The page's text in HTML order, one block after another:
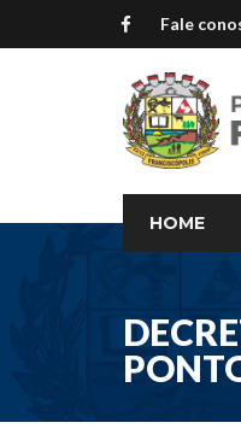
Fale
HOME